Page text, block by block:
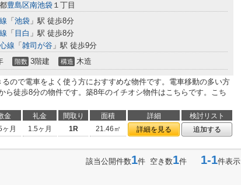
豊島区南池袋 １丁目
「 池袋 」駅 徒歩8分
「 目白 」駅 徒歩8分
線 「 雑司が谷 」駅 徒歩9分
階数 3階建 構造 木造
るので電車をよく使う方におすすめな物件です。電車移動の多い方
ら徒歩8分の物件です。築8年のイチオシ物件はこちらです。こち
金 礼金 間取り 面積 詳細
検討リスト
ヶ月 1.5ヶ月 1R 21.46㎡ 詳細を見る 追加する
該当公開件数1件 空き数1件 1-1件表示